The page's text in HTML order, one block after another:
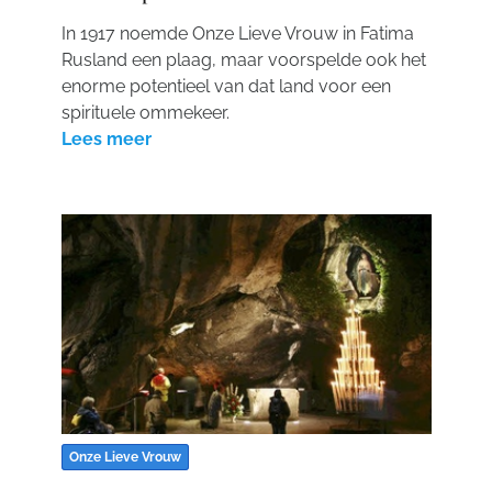
In 1917 noemde Onze Lieve Vrouw in Fatima
Rusland een plaag, maar voorspelde ook het
enorme potentieel van dat land voor een
spirituele ommekeer.
Lees meer
Onze Lieve Vrouw